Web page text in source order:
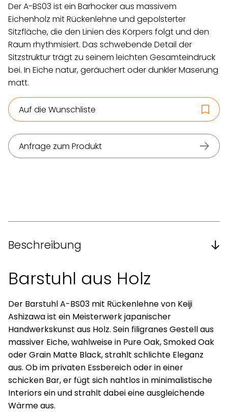
Der A-BS03 ist ein Barhocker aus massivem
Eichenholz mit Rückenlehne und gepolsterter
Sitzfläche, die den Linien des Körpers folgt und den
Raum rhythmisiert. Das schwebende Detail der
Sitzstruktur trägt zu seinem leichten Gesamteindruck
bei. In Eiche natur, geräuchert oder dunkler Maserung
matt.
Auf die Wunschliste
Anfrage zum Produkt
Beschreibung
Barstuhl aus Holz
Der Barstuhl A-BS03 mit Rückenlehne von Keiji
Ashizawa ist ein Meisterwerk japanischer
Handwerkskunst aus Holz. Sein filigranes Gestell aus
massiver Eiche, wahlweise in Pure Oak, Smoked Oak
oder Grain Matte Black, strahlt schlichte Eleganz
aus. Ob im privaten Essbereich oder in einer
schicken Bar, er fügt sich nahtlos in minimalistische
Interiors ein und strahlt dabei eine ausgleichende
Wärme aus.